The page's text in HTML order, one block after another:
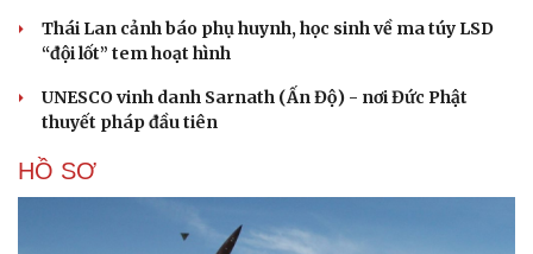
Thái Lan cảnh báo phụ huynh, học sinh về ma túy LSD
“đội lốt” tem hoạt hình
UNESCO vinh danh Sarnath (Ấn Độ) - nơi Đức Phật
thuyết pháp đầu tiên
HỒ SƠ